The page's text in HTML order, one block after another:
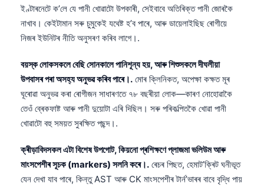
ইণ্টাৰনেটে ক’লে যে পানী খোৱাটো উপকাৰী, সেইবাবে অতিৰিক্ত পানী জোৰকৈ
নাখাব। কেইটামান সৰু চুমুকেই যথেষ্ট হ’ব পাৰে, আৰু ডায়েলাইছিছ ৰোগীয়ে
নিজৰ ইউনিটৰ নীতি অনুসৰণ কৰিব লাগে।.
বয়স্ক লোকসকলে বেছি সোনকালে পানিশূন্য হয়, আৰু শিশুসকলে দীঘলীয়া
উপবাসৰ পৰা অসহ্য অনুভৱ কৰিব পাৰে।. মোৰ ক্লিনিকত, অপেক্ষা কক্ষত মূৰ
ঘূৰোৱা অনুভৱ কৰা ৰোগীজন সাধাৰণতে ৭৮ বছৰীয়া লোক—কাৰণ নোহোৱাকৈ
তেওঁ ব্ৰেকফাষ্ট আৰু পানী দুয়োটা এৰি দিছিল। সৰু পৰিকল্পিতকৈ খোৱা পানী
খোৱাটো বহু সময়ত সুৰক্ষিত পছন্দ।.
ক্ৰীড়াবিদসকল এটা বিশেষ উপগোট, কিয়নো প্ৰশিক্ষণে প্লাজমা ভলিউম আৰু
মাংসপেশীৰ সূচক (markers) সলনি কৰে।. ৰেচৰ পিছত, হেমাট’ক্ৰিট ঘনীভূত
যেন দেখা যাব পাৰে, কিন্তু AST আৰু CK মাংসপেশীৰ টাৰ্ন’ভাৰৰ বাবে বৃদ্ধি পায়
Íslenska
Српски језик
Bosanski
Azərbaycan dili
Eesti
日本語
ქართული
Русский